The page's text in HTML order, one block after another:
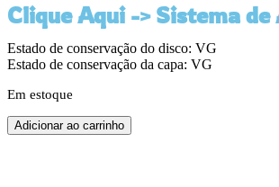
Clique Aqui -> Sistema
Estado de conservação do disco: VG
Estado de conservação da capa: VG
Em estoque
Adicionar ao carrinho